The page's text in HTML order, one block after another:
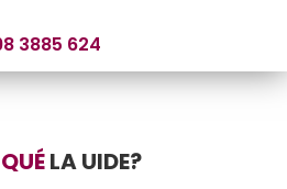
3885 624
LA UIDE?